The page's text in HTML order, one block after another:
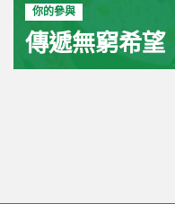
你的參與
傳遞無窮希望